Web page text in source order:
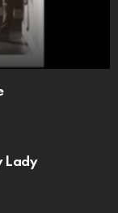
Lady